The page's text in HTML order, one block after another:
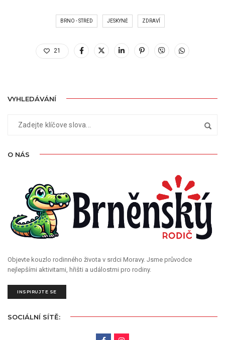
BRNO - STŘED JESKYNĚ ZDRAVÍ
21
VYHLEDÁVÁNÍ
O NÁS
Objevte kouzlo rodinného života v srdci Moravy. Jsme průvodce
nejlepšími aktivitami, hřišti a událostmi pro rodiny.
INSPIRUJTE SE
SOCIÁLNÍ SÍTĚ: